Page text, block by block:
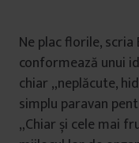
Ne plac florile,
conformează unui
chiar „neplăcute,
simplu paravan
„Chiar și cele mai